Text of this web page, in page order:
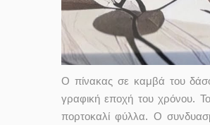
Ο πίνακας σε καμβά του
γραφική εποχή του χρόνου.
πορτοκαλί φύλλα. Ο